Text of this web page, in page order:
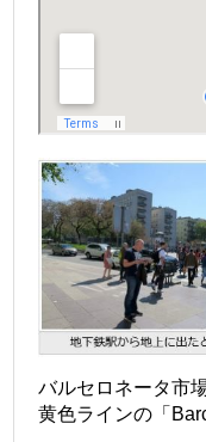
バルセロネータ市
黄色ラインの「